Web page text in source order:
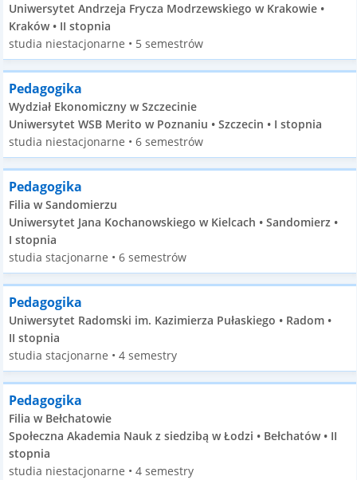
Uniwersytet Andrzeja Frycza Modrzewskiego w Krakowie •
Kraków • II stopnia
studia niestacjonarne • 5 semestrów
Pedagogika
Wydział Ekonomiczny w Szczecinie
Uniwersytet WSB Merito w Poznaniu • Szczecin • I stopnia
studia niestacjonarne • 6 semestrów
Pedagogika
Filia w Sandomierzu
Uniwersytet Jana Kochanowskiego w Kielcach • Sandomierz •
I stopnia
studia stacjonarne • 6 semestrów
Pedagogika
Uniwersytet Radomski im. Kazimierza Pułaskiego • Radom •
II stopnia
studia stacjonarne • 4 semestry
Pedagogika
Filia w Bełchatowie
Społeczna Akademia Nauk z siedzibą w Łodzi • Bełchatów • II
stopnia
studia niestacjonarne • 4 semestry